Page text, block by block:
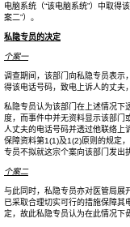
电脑系统（“该电脑系统”）中取得
案二”）。
私隐专员的决定
个案一
调查期间，该部门向私隐专员表示
得该电话号码，致电上诉人的丈夫
私隐专员认为该部门在上述情况下
度，而事件中并无资料显示该部
人丈夫的电话号码并透过他联络上
保障资料第1(1)及1(2)原则的规定
专员不拟就这宗个案向该部门发出
个案二
与此同时，私隐专员亦对医管局展
已采取合理切实可行的措施保障其
定，故此私隐专员认为在此情况下